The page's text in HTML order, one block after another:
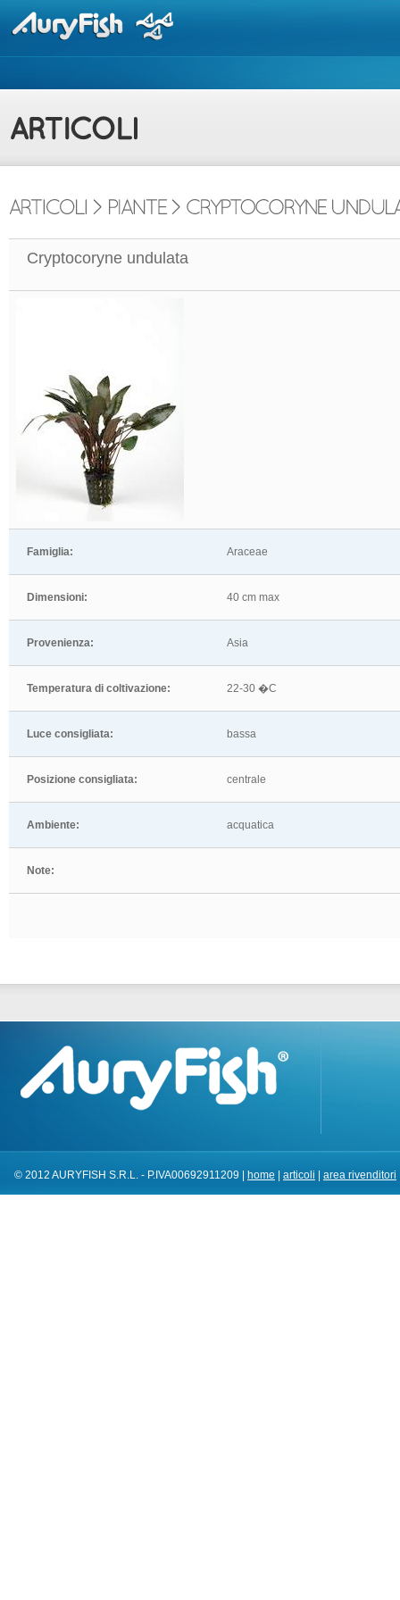
Cryptocoryne undulata
Famiglia: Araceae
Dimensioni: 40 cm max
Provenienza: Asia
Temperatura di coltivazione: 22-30 �C
Luce consigliata: bassa
Posizione consigliata: centrale
Ambiente: acquatica
Note:
© 2012 AURYFISH S.R.L. - P.IVA00692911209 | home articoli area rivenditori